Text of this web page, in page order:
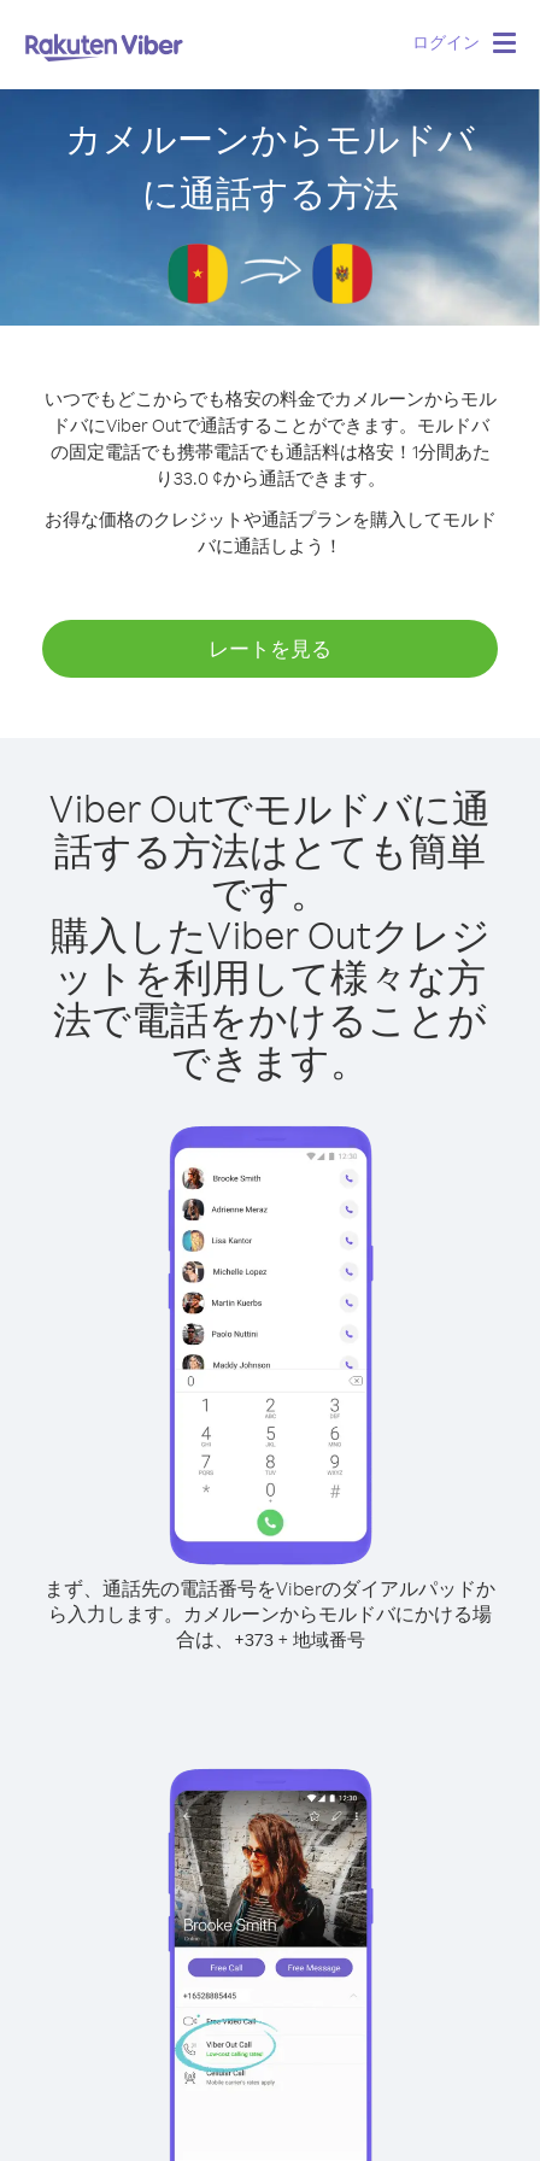
ログイン
カメルーンからモルドバ
に通話する方法
いつでもどこからでも格安の料金でカメルーンからモル
ドバにViber Outで通話することができます。 モルドバ
の固定電話でも携帯電話でも通話料は格安！1分間あた
り33.0 ¢から通話できます。
お得な価格のクレジットや通話プランを購入してモルド
バに通話しよう！
レートを見る
Viber Outでモルドバに通
話する方法はとても簡単
です。
購入したViber Outクレジ
ットを利用して様々な方
法で電話をかけることが
できます。
まず、通話先の電話番号をViberのダイアルパッドか
ら入力します。 カメルーンからモルドバにかける場
合は、
+373+ 地域番号